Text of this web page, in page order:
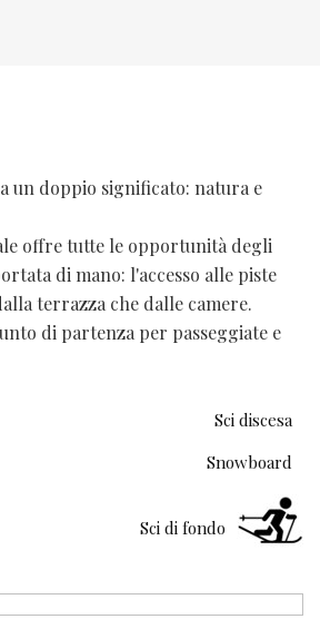
un doppio significato: natura e
offre tutte le opportunità degli
di mano: l'accesso alle piste
terrazza che dalle camere.
di partenza per passeggiate e
Sci discesa
Snowboard
Sci di fondo